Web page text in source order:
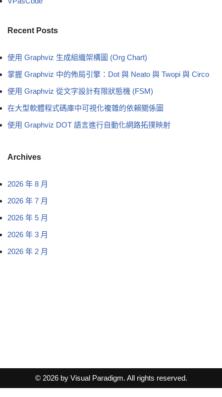
Recent Posts
使用 Graphviz 生成組織架構圖 (Org Chart)
掌握 Graphviz 中的佈局引擎：Dot 與 Neato 與 Twopi 與 Circo
使用 Graphviz 從文字設計有限狀態機 (FSM)
在大型軟體程式碼庫中可視化複雜的依賴關係圖
使用 Graphviz DOT 語言進行自動化網路拓撲映射
Archives
2026 年 8 月
2026 年 7 月
2026 年 5 月
2026 年 3 月
2026 年 2 月
© 2026 by Visual Paradigm. All rights reserved.